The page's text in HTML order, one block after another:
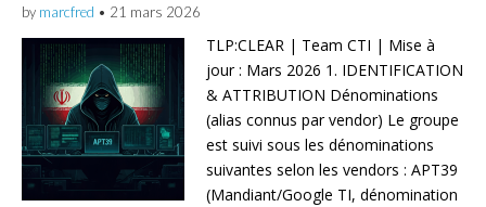
by marcfred • 21 mars 2026
TLP:CLEAR | Team CTI | Mise à
jour : Mars 2026 1. IDENTIFICATION
& ATTRIBUTION Dénominations
(alias connus par vendor) Le groupe
est suivi sous les dénominations
suivantes selon les vendors : APT39
(Mandiant/Google TI, dénomination